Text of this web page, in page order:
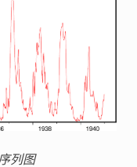
列图